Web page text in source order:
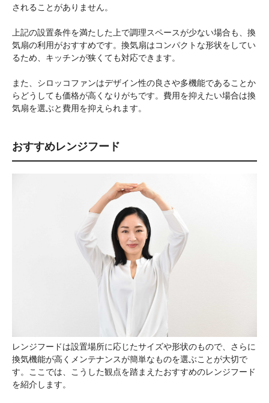
されることがありません。
上記の設置条件を満たした上で調理スペースが少ない場合も、換
気扇の利用がおすすめです。換気扇はコンパクトな形状をしてい
るため、キッチンが狭くても対応できます。
また、シロッコファンはデザイン性の良さや多機能であることか
らどうしても価格が高くなりがちです。費用を抑えたい場合は換
気扇を選ぶと費用を抑えられます。
おすすめレンジフード
レンジフードは設置場所に応じたサイズや形状のもので、さらに
換気機能が高くメンテナンスが簡単なものを選ぶことが大切で
す。ここでは、こうした観点を踏まえたおすすめのレンジフード
を紹介します。